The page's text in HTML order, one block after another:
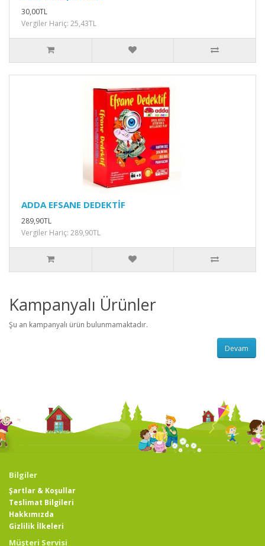
30,00TL
Vergiler Hariç: 25,43TL
ADDA EFSANE DEDEKTİF
289,90TL
Vergiler Hariç: 289,90TL
Kampanyalı Ürünler
Şu an kampanyalı ürün bulunmamaktadır.
Devam
Bilgiler
Şartlar & Koşullar
Teslimat Bilgileri
Hakkımızda
Gizlilik İlkeleri
Müşteri Servisi